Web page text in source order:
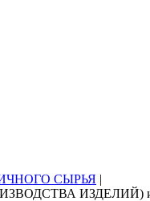
СЫРЬЯ |
ИЗДЕЛИЙ) из